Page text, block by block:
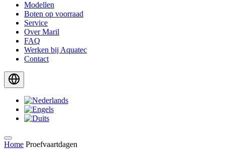
Modellen
Boten op voorraad
Service
Over Maril
FAQ
Werken bij Aquatec
Contact
Home Proefvaartdagen